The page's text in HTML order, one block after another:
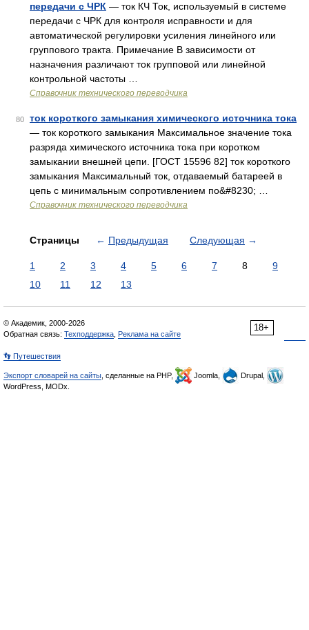
передачи с ЧРК — ток КЧ Ток, используемый в системе
передачи с ЧРК для контроля исправности и для
автоматической регулировки усиления линейного или
группового тракта. Примечание В зависимости от
назначения различают ток групповой или линейной
контрольной частоты …
Справочник технического переводчика
80
ток короткого замыкания химического источника тока
— ток короткого замыкания Максимальное значение тока
разряда химического источника тока при коротком
замыкании внешней цепи. [ГОСТ 15596 82] ток короткого
замыкания Максимальный ток, отдаваемый батареей в
цепь с минимальным сопротивлением по&#8230; …
Справочник технического переводчика
Страницы ← Предыдущая Следующая →
1 2 3 4 5 6 7 8
9
10
11 12 13
18+
© Академик, 2000-2026
Обратная связь: Техподдержка Реклама на сайте
👣 Путешествия
Экспорт словарей на сайты , сделанные на PHP, Joomla,
Drupal,
WordPress, MODx.